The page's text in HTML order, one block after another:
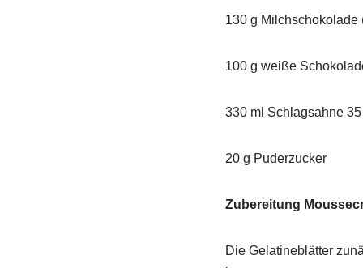
130 g Milchschokolade
100 g weiße
330 ml Schlagsahne
20 g Puderzucker
Zubereitung
Die Gelatineblätter